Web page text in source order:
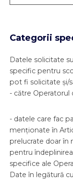
Categorii
Datele solicitate
specific pentru
pot fi solicitate și/
- către Operatorul
- datele care fac
menționate în
prelucrate doar în
pentru
specifice ale
Date în legătură